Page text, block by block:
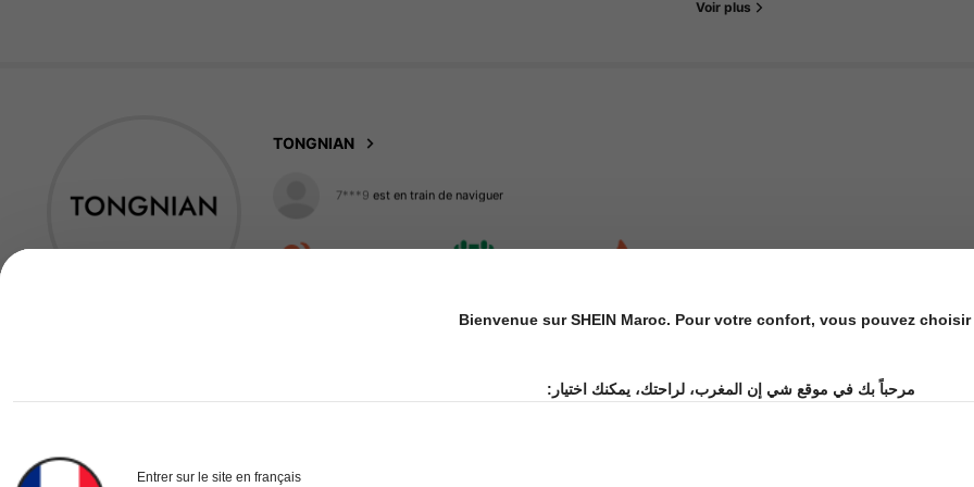
Voir plus
TONGNIAN7***9est en train de naviguer
4.94
Bienvenue sur SHEIN Maroc. Pour votre confort, vous pouvez choisir
مرحباً بك في موقع شي إن المغرب، لراحتك، يمكنك اختيار:
Entrer sur le site en français